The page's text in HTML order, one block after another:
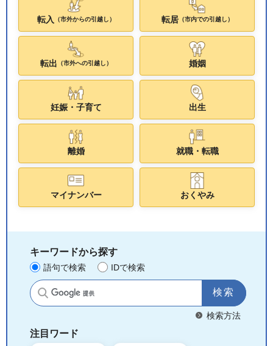
転入 （市外からの引越し） 転居（市内での引越し）
転出 （市外への引越し） 婚姻
妊娠・子育て 出生
離婚 就職・転職
マイナンバー おくやみ
キーワードから探す
語句で検索 IDで検索
サイト内検索
検索方法
注目ワード